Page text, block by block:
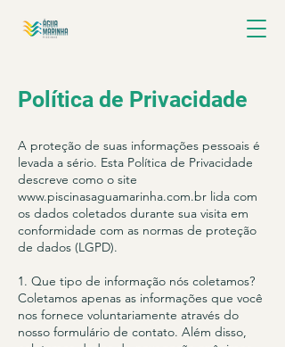
Política de Privacidade
A proteção de suas informações pessoais é
levada a sério. Esta Política de Privacidade
descreve como o site
www.piscinasaguamarinha.com.br lida com
os dados coletados durante sua visita em
conformidade com as normas de proteção
de dados (LGPD).
1. Que tipo de informação nós coletamos?
Coletamos apenas as informações que você
nos fornece voluntariamente através do
nosso formulário de contato. Além disso,